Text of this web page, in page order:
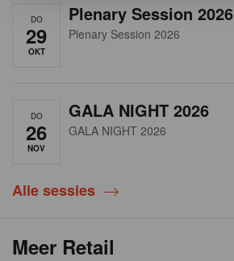
DO
29
OKT
Plenary Session 2026
Plenary Session 2026
DO
26
NOV
GALA NIGHT 2026
GALA NIGHT 2026
Alle sessies
Meer Retail